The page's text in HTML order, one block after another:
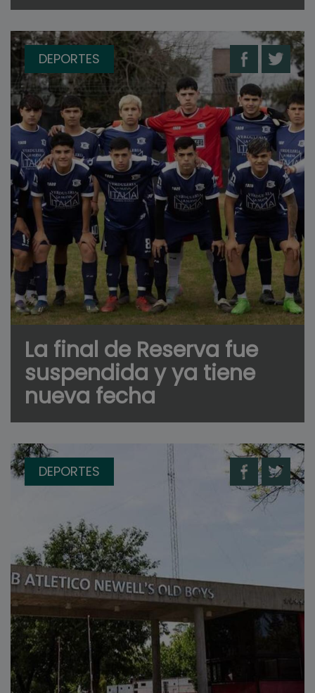
DEPORTES
La final de Reserva fue
suspendida y ya tiene
nueva fecha
DEPORTES